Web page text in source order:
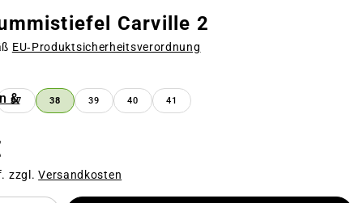
&
Carville 2
EU‑Produktsicherheitsverordnung
37 38 39 40 41
zzgl.Versandkosten